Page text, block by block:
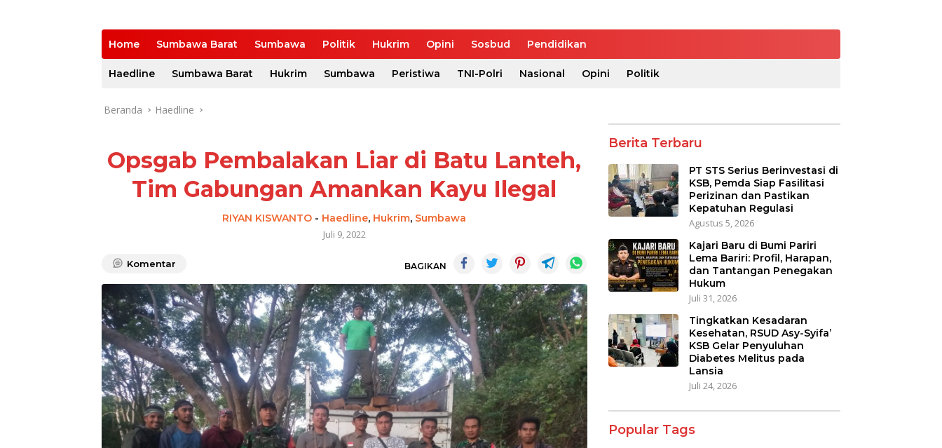
Home Sumbawa Barat Sumbawa Politik Hukrim Opini Sosbud Pendidikan
Haedline Sumbawa Barat Hukrim Sumbawa Peristiwa TNI-Polri Nasional Opini Politik
Beranda Haedline
Opsgab Pembalakan Liar di Batu Lanteh,
Tim Gabungan Amankan Kayu Ilegal
RIYAN KISWANTO - Haedline, Hukrim, Sumbawa
Juli 9, 2022
Komentar BAGIKAN
Berita Terbaru
PT STS Serius Berinvestasi di
KSB, Pemda Siap Fasilitasi
Perizinan dan Pastikan
Kepatuhan Regulasi
Agustus 5, 2026
Kajari Baru di Bumi Pariri
Lema Bariri: Profil, Harapan,
dan Tantangan Penegakan
Hukum
Juli 31, 2026
Tingkatkan Kesadaran
Kesehatan, RSUD Asy-Syifa’
KSB Gelar Penyuluhan
Diabetes Melitus pada
Lansia
Juli 24, 2026
Popular Tags